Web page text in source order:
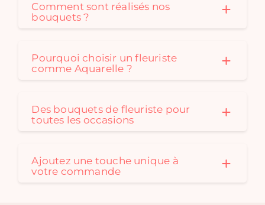
Comment sont réalisés nos
bouquets ?
Pourquoi choisir un fleuriste
comme Aquarelle ?
Des bouquets de fleuriste pour
toutes les occasions
Ajoutez une touche unique à
votre commande